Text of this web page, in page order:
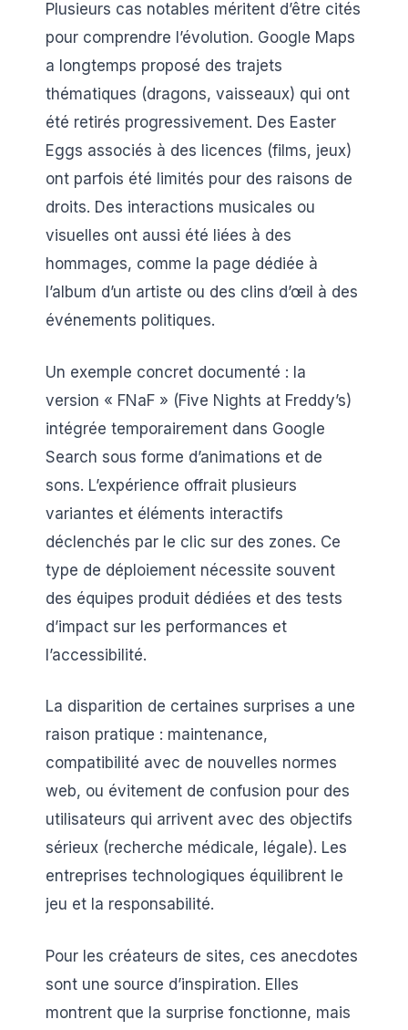
Plusieurs cas notables méritent d’être cités
pour comprendre l’évolution. Google Maps
a longtemps proposé des trajets
thématiques (dragons, vaisseaux) qui ont
été retirés progressivement. Des Easter
Eggs associés à des licences (films, jeux)
ont parfois été limités pour des raisons de
droits. Des interactions musicales ou
visuelles ont aussi été liées à des
hommages, comme la page dédiée à
l’album d’un artiste ou des clins d’œil à des
événements politiques.
Un exemple concret documenté : la
version « FNaF » (Five Nights at Freddy’s)
intégrée temporairement dans Google
Search sous forme d’animations et de
sons. L’expérience offrait plusieurs
variantes et éléments interactifs
déclenchés par le clic sur des zones. Ce
type de déploiement nécessite souvent
des équipes produit dédiées et des tests
d’impact sur les performances et
l’accessibilité.
La disparition de certaines surprises a une
raison pratique : maintenance,
compatibilité avec de nouvelles normes
web, ou évitement de confusion pour des
utilisateurs qui arrivent avec des objectifs
sérieux (recherche médicale, légale). Les
entreprises technologiques équilibrent le
jeu et la responsabilité.
Pour les créateurs de sites, ces anecdotes
sont une source d’inspiration. Elles
montrent que la surprise fonctionne, mais